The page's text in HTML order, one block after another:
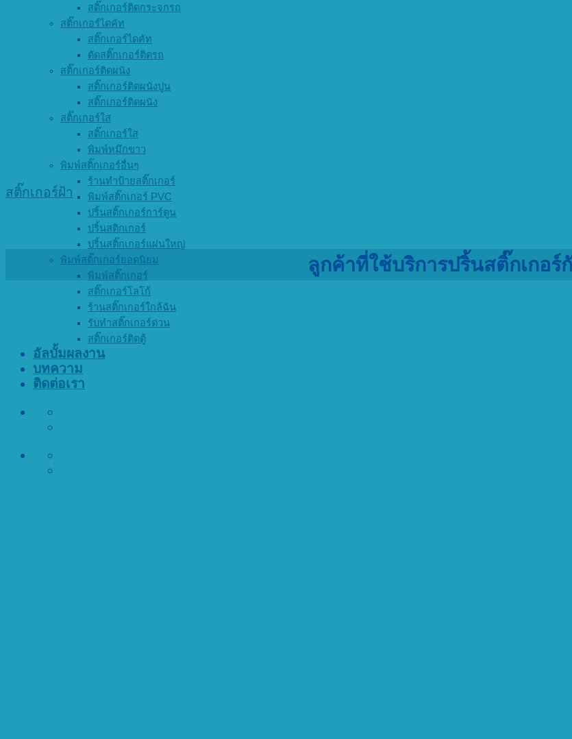
สติ๊กเกอร์ติดกระจกรถ
สติ๊กเกอร์ไดคัท
สติ๊กเกอร์ไดคัท
ตัดสติ๊กเกอร์ติดรถ
สติ๊กเกอร์ติดผนัง
สติ๊กเกอร์ติดผนังปูน
สติ๊กเกอร์ติดผนัง
สติ๊กเกอร์ใส
สติ๊กเกอร์ใส
พิมพ์หมึกขาว
พิมพ์สติ๊กเกอร์อื่นๆ
ร้านทำป้ายสติ๊กเกอร์
พิมพ์สติ๊กเกอร์ PVC
ปริ้นสติ๊กเกอร์การ์ตูน
ปริ้นสติกเกอร์
ปริ้นสติ๊กเกอร์แผ่นใหญ่
พิมพ์สติ๊กเกอร์ยอดนิยม
พิมพ์สติ๊กเกอร์
สติ๊กเกอร์โลโก้
ร้านสติ๊กเกอร์ใกล้ฉัน
รับทำสติ๊กเกอร์ด่วน
สติ๊กเกอร์ติดตู้
อัลบั้มผลงาน
บทความ
ติดต่อเรา
สติ๊กเกอร์ฝ้า
ลูกค้าที่ใช้บริการปริ้นสติ๊กเกอร์